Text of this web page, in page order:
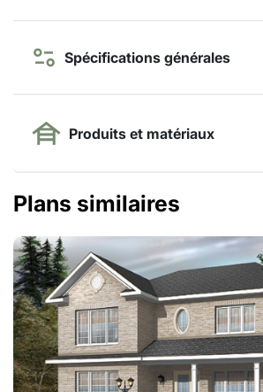
Spécifications générales
Produits et matériaux
Plans similaires